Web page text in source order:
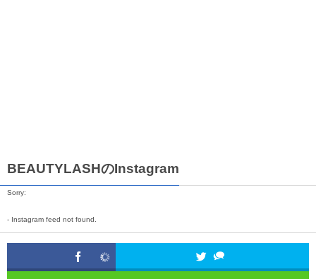
BEAUTYLASHのInstagram
Sorry:
- Instagram feed not found.